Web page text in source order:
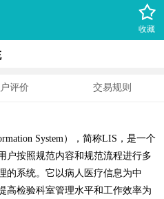
收藏
评价 交易规则
System），简称LIS，是一个
户按照规范内容和规范流程进行多
的系统。它以病人医疗信息为中
高检验科室管理水平和工作效率为